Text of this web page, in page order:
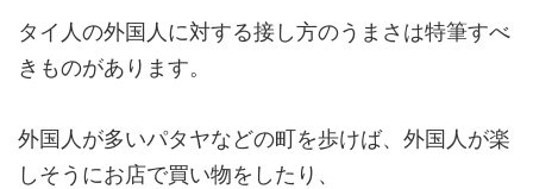
タイ人の外国人に対する接し方のうまさは特筆すべ
きものがあります。
外国人が多いパタヤなどの町を歩けば、外国人が楽
しそうにお店で買い物をしたり、